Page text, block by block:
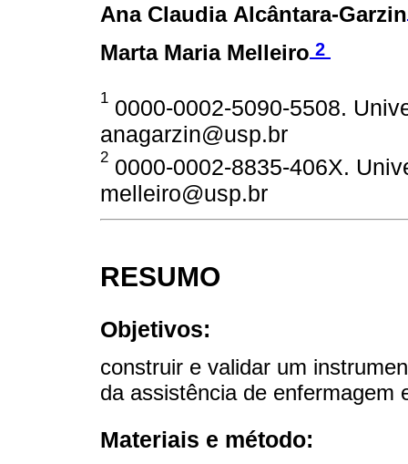
Ana Claudia Alcântara-Garzin
Marta Maria Melleiro 2
1 0000-0002-5090-5508.
anagarzin@usp.br
2 0000-0002-8835-406X.
melleiro@usp.br
RESUMO
Objetivos:
construir e validar um
da assistência de enfermagem
Materiais e método: